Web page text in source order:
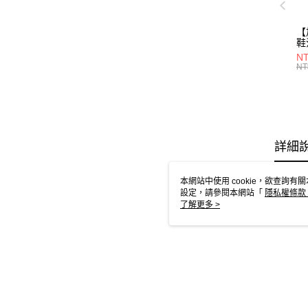
鞋
詳細
本網站中使用 cookie，欲查詢有
設定，請參閱本網站「 隱私權條款
使用 cookie。
了解更多 >